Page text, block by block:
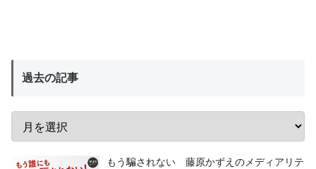
過去の記事
もう騙されない 藤原かずえのメディアリテ